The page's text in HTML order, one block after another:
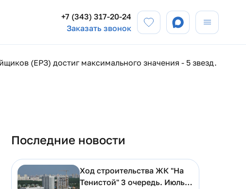
Заказать звонок
+7 (343) 317-20-24
(ЕРЗ) достиг максимального значения - 5 звезд.
Последние новости
Ход строительства ЖК "На
Тенистой" 3 очередь. Июль